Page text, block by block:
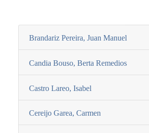
Brandariz Pereira, Juan Manuel
Candia Bouso, Berta Remedios
Castro Lareo, Isabel
Cereijo Garea, Carmen